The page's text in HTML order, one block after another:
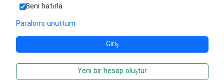
Beni hatırla
Paralomı unuttum
Yeni bir hesap oluştur